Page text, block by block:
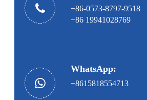
+86-0573-8797-9518
+86 19941028769
WhatsApp:
+8615818554713